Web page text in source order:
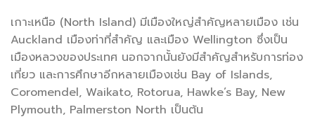
เกาะเหนือ (North Island) มีเมืองใหญ่สำคัญหลายเมือง เช่น
Auckland เมืองท่าที่สำคัญ และเมือง Wellington ซึ่งเป็น
เมืองหลวงของประเทศ นอกจากนั้นยังมีสำคัญสำหรับการท่อง
เที่ยว และการศึกษาอีกหลายเมืองเช่น Bay of Islands,
Coromendel, Waikato, Rotorua, Hawke’s Bay, New
Plymouth, Palmerston North เป็นต้น